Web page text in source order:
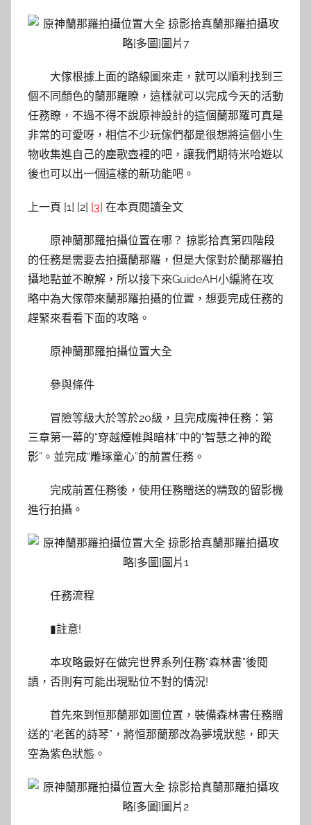
大傢根據上面的路線圖來走，就可以順利找到三
個不同顏色的蘭那羅瞭，這樣就可以完成今天的活動
任務瞭，不過不得不說原神設計的這個蘭那羅可真是
非常的可愛呀，相信不少玩傢們都是很想將這個小生
物收集進自己的塵歌壺裡的吧，讓我們期待米哈遊以
後也可以出一個這樣的新功能吧。
上一頁 [1] [2] [3] 在本頁閱讀全文
原神蘭那羅拍攝位置在哪？ 掠影拾真第四階段
的任務是需要去拍攝蘭那羅，但是大傢對於蘭那羅拍
攝地點並不瞭解，所以接下來GuideAH小編將在攻
略中為大傢帶來蘭那羅拍攝的位置，想要完成任務的
趕緊來看看下面的攻略。
原神蘭那羅拍攝位置大全
參與條件
冒險等級大於等於20級，且完成魔神任務：第
三章第一幕的“穿越煙帷與暗林”中的“智慧之神的蹤
影”。並完成“雕琢童心”的前置任務。
完成前置任務後，使用任務贈送的精致的留影機
進行拍攝。
任務流程
▮註意!
本攻略最好在做完世界系列任務“森林書”後閱
讀，否則有可能出現點位不對的情況!
首先來到恒那蘭那如圖位置，裝備森林書任務贈
送的“老舊的詩琴”，將恒那蘭那改為夢境狀態，即天
空為紫色狀態。